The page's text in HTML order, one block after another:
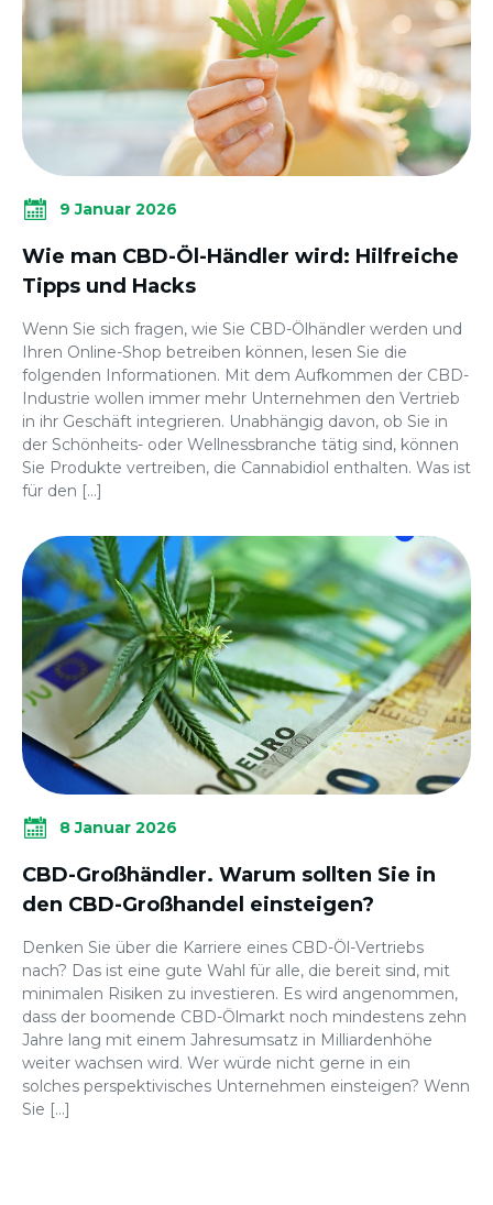
9 Januar 2026
Wie man CBD-Öl-Händler wird: Hilfreiche
Tipps und Hacks
Wenn Sie sich fragen, wie Sie CBD-Ölhändler werden und
Ihren Online-Shop betreiben können, lesen Sie die
folgenden Informationen. Mit dem Aufkommen der CBD-
Industrie wollen immer mehr Unternehmen den Vertrieb
in ihr Geschäft integrieren. Unabhängig davon, ob Sie in
der Schönheits- oder Wellnessbranche tätig sind, können
Sie Produkte vertreiben, die Cannabidiol enthalten. Was ist
für den […]
8 Januar 2026
CBD-Großhändler. Warum sollten Sie in
den CBD-Großhandel einsteigen?
Denken Sie über die Karriere eines CBD-Öl-Vertriebs
nach? Das ist eine gute Wahl für alle, die bereit sind, mit
minimalen Risiken zu investieren. Es wird angenommen,
dass der boomende CBD-Ölmarkt noch mindestens zehn
Jahre lang mit einem Jahresumsatz in Milliardenhöhe
weiter wachsen wird. Wer würde nicht gerne in ein
solches perspektivisches Unternehmen einsteigen? Wenn
Sie […]